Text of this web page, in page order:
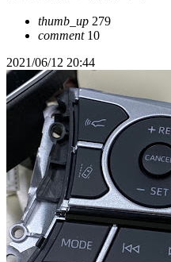
thumb_up 279
comment10
2021/06/12 20:44